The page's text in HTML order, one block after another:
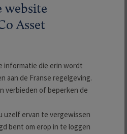
de vaste looptijd
het risico in de tijd*
looptijd
website
Asset
informatie die erin wordt
aan de Franse regelgeving.
verbieden of beperken de
uzelf ervan te vergewissen
bent om erop in te loggen